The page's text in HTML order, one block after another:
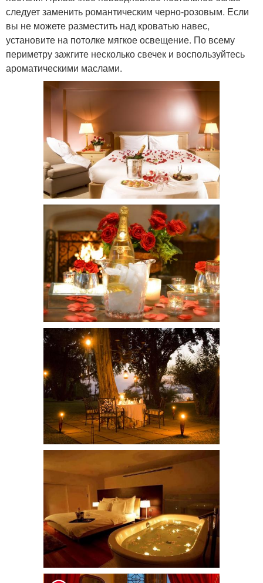
следует заменить романтическим черно-розовым. Если
вы не можете разместить над кроватью навес,
установите на потолке мягкое освещение. По всему
периметру зажгите несколько свечек и воспользуйтесь
ароматическими маслами.